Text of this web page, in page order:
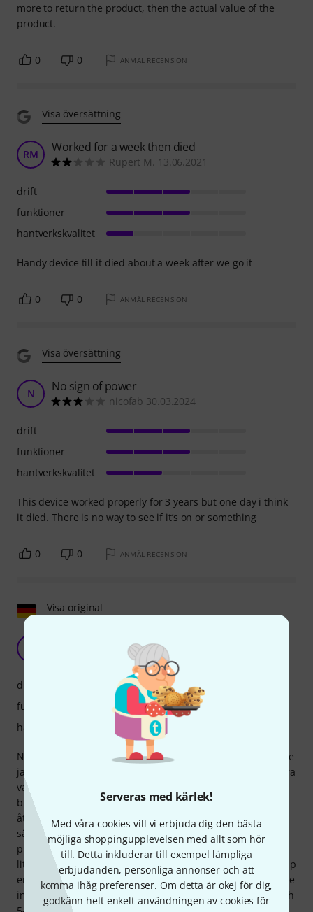
Serveras med kärlek!
Med våra cookies vill vi erbjuda dig den bästa
möjliga shoppingupplevelsen med allt som hör
till. Detta inkluderar till exempel lämpliga
erbjudanden, personliga annonser och att
komma ihåg preferenser. Om detta är okej för dig,
godkänn helt enkelt användningen av cookies för
more to return the product, then the actual value of the
product.
0 0 ANMÄL RECENSION
Visa översättning
RM Worked for a week then died
Rupert M. 13.06.2021
Handy device till it died about a week after we go it
drift
funktioner
hantverkskvalitet
0 0 ANMÄL RECENSION
Visa översättning
N No sign of power
nicofab 30.03.2024
This device worked properly for 3 years but one day i think
it died. There is no way to see if it’s on or something
drift
funktioner
hantverkskvalitet
0 0 ANMÄL RECENSION
Visa original
Phinifilms 05.01.2019
När jag letade efter en liten och prisvärd DMX-splitter stötte
jag oundvikligen på den från Fun Generation – alla de andra
var antingen för dyra, för stora, eller båda, eller helt enkelt
billiga kinesiska lådor som inte finns hos specialiserade
återförsäljare och som jag inte skulle lita på med
säkerheten för mitt evenemang. Den här DMX-splittern är
precis vad jag letade efter: en relativt liten låda (inte för
liten och dessutom väldigt robust) som helt enkelt delar upp
en DMX-signal i två separata och oberoende utgångar. Både
ingången och utgången erbjuder ett val mellan 3-poliga och
drift
funktioner
hantverkskvalitet